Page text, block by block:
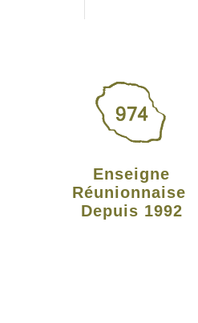
Enseigne
Réunionnaise
Depuis 1992